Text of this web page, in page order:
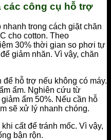
các công cụ hỗ trợ
trong cách giặt chăn
cho cotton. Theo
30% thời gian so phơi tự
giảm nhăn. Vì vậy, chăn
hỗ trợ nếu không có máy.
ẩm. Nghiên cứu từ
ẩm 50%. Nếu cần hỗ
sẽ xử lý nhanh chóng.
cất để tránh mốc. Vì vậy,
bận rộn.